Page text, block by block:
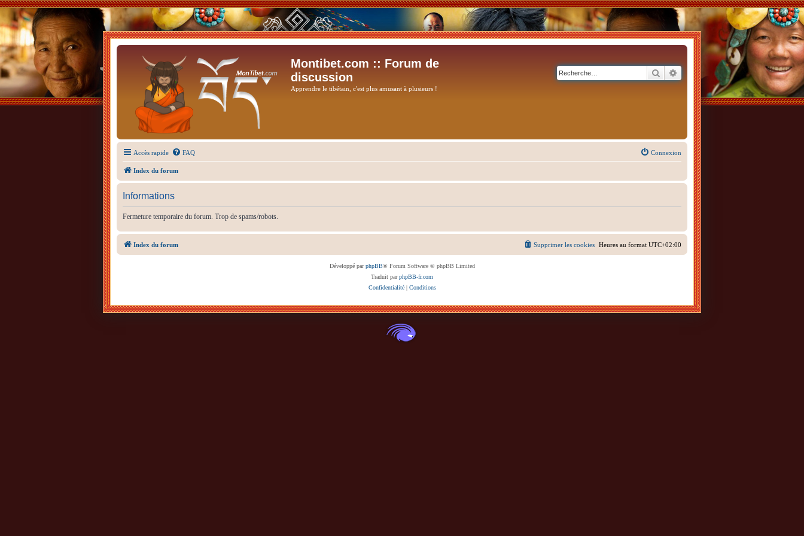
Montibet.com :: Forum de
discussion
Apprendre le tibétain, c'est plus amusant à plusieurs !
RechercherRecherche avancée
Accès rapide FAQ Connexion
Index du forum
Informations
Fermeture temporaire du forum. Trop de spams/robots.
Index du forum Heures au format UTC+02:00
Supprimer les cookies
Développé parphpBB® Forum Software © phpBB Limited
Traduit parphpBB-fr.com
Confidentialité| Conditions